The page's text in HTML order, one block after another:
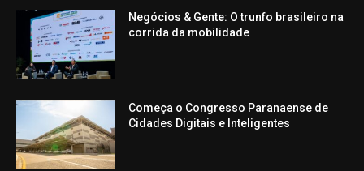
Negócios & Gente: O trunfo brasileiro na
corrida da mobilidade
Começa o Congresso Paranaense de
Cidades Digitais e Inteligentes